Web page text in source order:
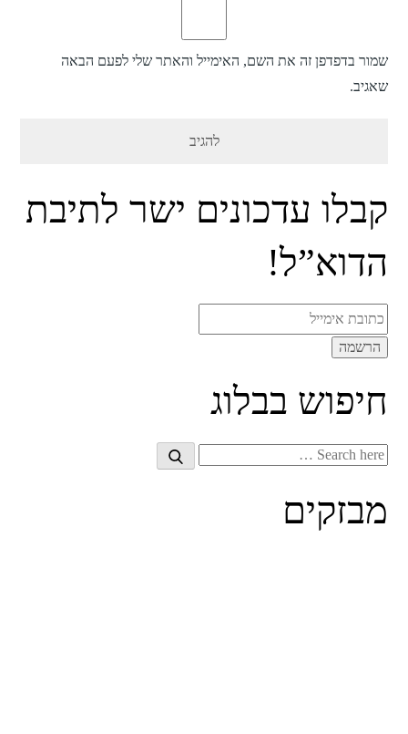
שמור בדפדפן זה את השם, האימייל והאתר שלי לפעם הבאה
שאגיב.
קבלו עדכונים ישר לתיבת
הדוא”ל!
חיפוש בבלוג
Search
Search
מבזקים